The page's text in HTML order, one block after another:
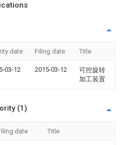
date Filing date Title
03-12 2015-03-12
可控旋转
加工装置
(1)
date Title